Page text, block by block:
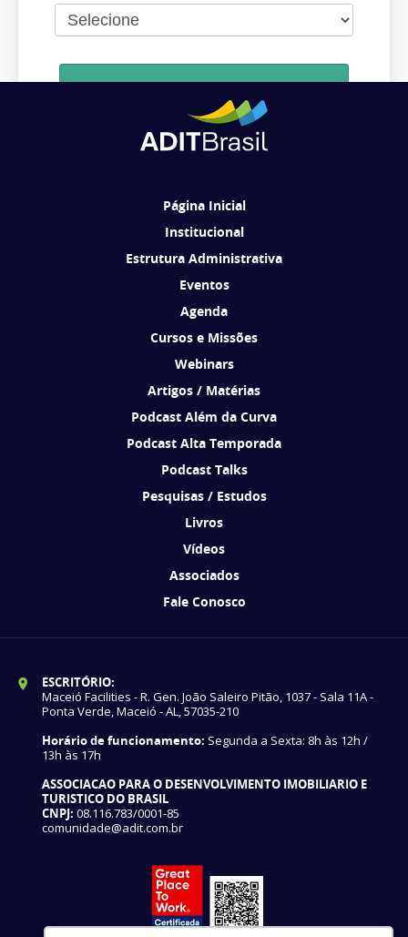
Ao se cadastrar, você concorda em receber comunicações da ADIT
Página Inicial
Institucional
Estrutura Administrativa
Eventos
Agenda
Cursos e Missões
Webinars
Artigos / Matérias
Podcast Além da Curva
Podcast Alta Temporada
Podcast Talks
Pesquisas / Estudos
Livros
Vídeos
Associados
Fale Conosco
ESCRITÓRIO:
Maceió Facilities - R. Gen. João Saleiro Pitão, 1037 - Sala 11A -
Ponta Verde, Maceió - AL, 57035-210
Horário de funcionamento: Segunda a Sexta: 8h às 12h /
13h às 17h
ASSOCIACAO PARA O DESENVOLVIMENTO IMOBILIARIO E
TURISTICO DO BRASIL
CNPJ: 08.116.783/0001-85
comunidade@adit.com.br